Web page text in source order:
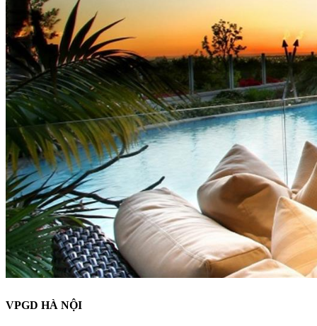
VPGD HÀ NỘI